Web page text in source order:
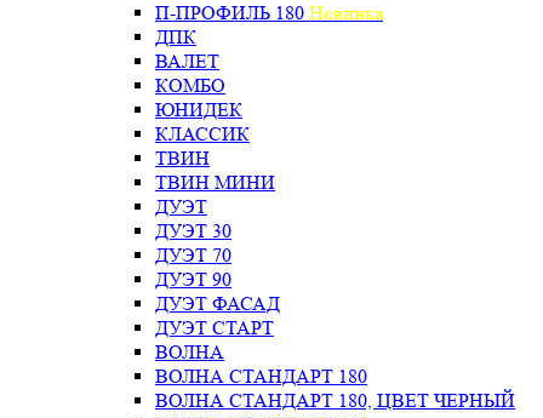
П-ПРОФИЛЬ 180 Новинка
ДПК
ВАЛЕТ
КОМБО
ЮНИДЕК
КЛАССИК
ТВИН
ТВИН МИНИ
ДУЭТ
ДУЭТ 30
ДУЭТ 70
ДУЭТ 90
ДУЭТ ФАСАД
ДУЭТ СТАРТ
ВОЛНА
ВОЛНА СТАНДАРТ 180
ВОЛНА СТАНДАРТ 180, ЦВЕТ ЧЕРНЫЙ